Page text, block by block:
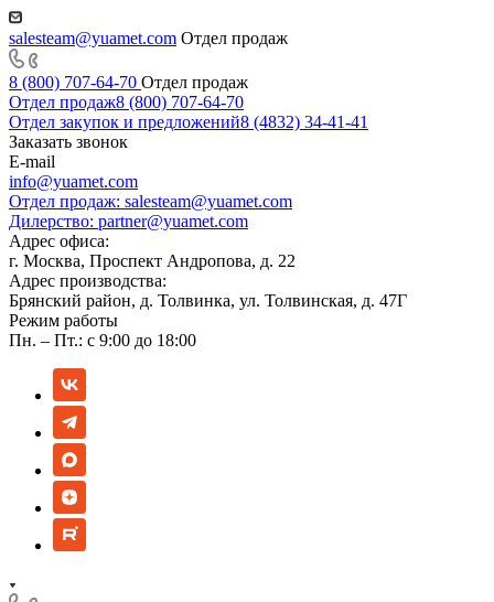
salesteam@yuamet.com Отдел продаж
8 (800) 707-64-70 Отдел продаж
Отдел продаж8 (800) 707-64-70
Отдел закупок и предложений8 (4832) 34-41-41
Заказать звонок
E-mail
info@yuamet.com
Отдел продаж: salesteam@yuamet.com
Дилерство: partner@yuamet.com
Адрес офиса:
г. Москва, Проспект Андропова, д. 22
Адрес производства:
Брянский район, д. Толвинка, ул. Толвинская, д. 47Г
Режим работы
Пн. – Пт.: с 9:00 до 18:00